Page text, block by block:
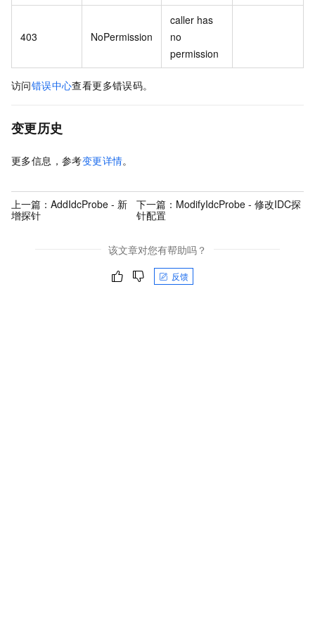
403 NoPermission
caller has
no
permission
访问错误中心查看更多错误码。
变更历史
更多信息，参考变更详情。
上一篇： AddIdcProbe - 新
增探针
下一篇： ModifyIdcProbe - 修改IDC探
针配置
该文章对您有帮助吗？
反馈